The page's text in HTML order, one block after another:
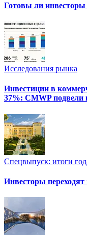
Готовы ли
Исследования рынка
Инвестиции в
37%: CMWP подвели
Спецвыпуск: итоги
Инвесторы